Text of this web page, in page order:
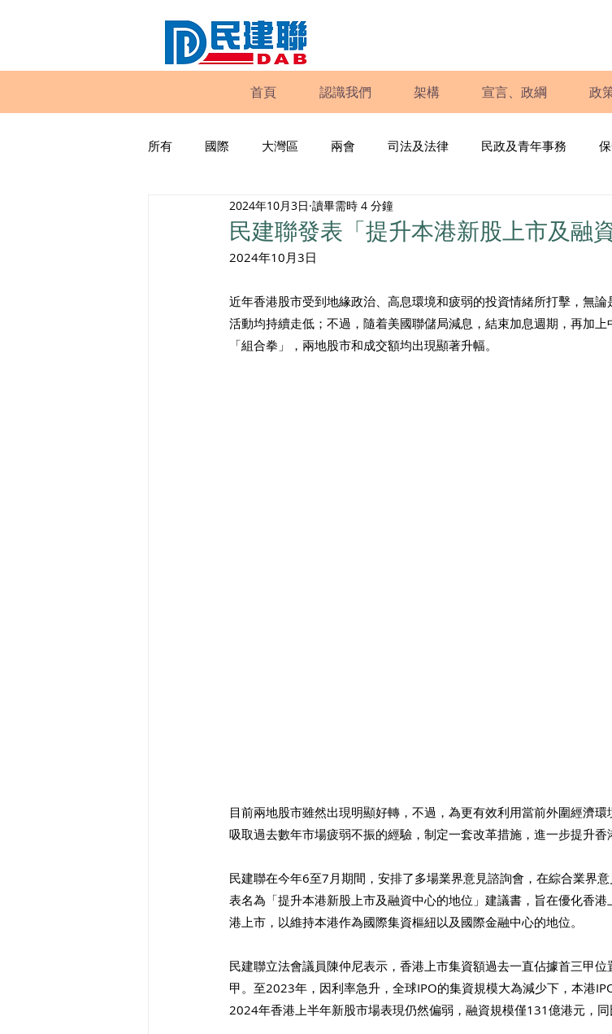
首頁 認識我們 架構 宣言、政綱 政
所有 國際 大灣區 兩會 司法及法律 民政及青年事務
工商專業 家庭
議會監察 區議會
民建聯發表「提升本港新股上市及融
2024年10月3日 讀畢需時 4 分鐘
2024年10月3日
近年香港股市受到地緣政治、高息環境和疲弱的投資情緒所打擊，無
活動均持續走低；不過，隨着美國聯儲局減息，結束加息週期，再加
「組合拳」，兩地股市和成交額均出現顯著升幅。
目前兩地股市雖然出現明顯好轉，不過，為更有效利用當前外圍經濟
吸取過去數年市場疲弱不振的經驗，制定一套改革措施，進一步提升香
民建聯在今年6至7月期間，安排了多場業界意見諮詢會，在綜合業界
表名為「提升本港新股上市及融資中心的地位」建議書，旨在優化香
港上市，以維持本港作為國際集資樞紐以及國際金融中心的地位。
民建聯立法會議員陳仲尼表示，香港上市集資額過去一直佔據首三甲
甲。至2023年，因利率急升，全球IPO的集資規模大為減少下，本港
2024年香港上半年新股市場表現仍然偏弱，融資規模僅131億港元，同